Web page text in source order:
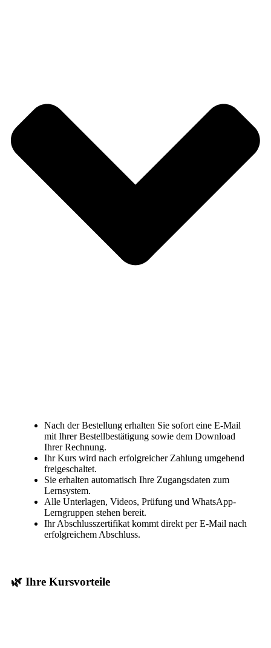
Nach der Bestellung erhalten Sie sofort eine E-Mail
mit Ihrer Bestellbestätigung sowie dem Download
Ihrer Rechnung.
Ihr Kurs wird nach erfolgreicher Zahlung umgehend
freigeschaltet.
Sie erhalten automatisch Ihre Zugangsdaten zum
Lernsystem.
Alle Unterlagen, Videos, Prüfung und WhatsApp-
Lerngruppen stehen bereit.
Ihr Abschlusszertifikat kommt direkt per E-Mail nach
erfolgreichem Abschluss.
🌿 Ihre Kursvorteile